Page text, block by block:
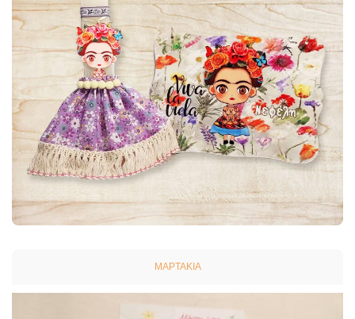
ΜΑΡΤΆΚΙΑ